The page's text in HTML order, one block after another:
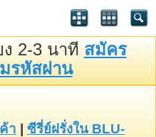
2-3 นาที สมัคร
รหัสผ่าน
า
ซีรี่ย์ฝรั่งใน BLU-